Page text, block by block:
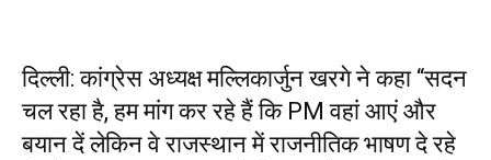
दिल्ली: कांग्रेस अध्यक्ष मल्लिकार्जुन खरगे ने कहा “सदन
चल रहा है, हम मांग कर रहे हैं कि PM वहां आएं और
बयान दें लेकिन वे राजस्थान में राजनीतिक भाषण दे रहे